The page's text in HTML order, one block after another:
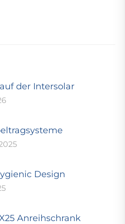
der Intersolar
Design
Anreihschrank